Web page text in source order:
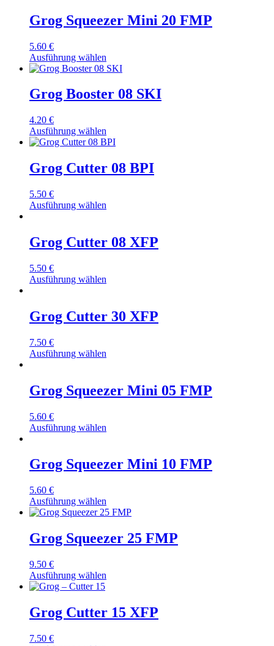
Grog Squeezer Mini 20 FMP
5.60 €
Ausführung wählen
Grog Booster 08 SKI
4.20 €
Ausführung wählen
Grog Cutter 08 BPI
5.50 €
Ausführung wählen
Grog Cutter 08 XFP
5.50 €
Ausführung wählen
Grog Cutter 30 XFP
7.50 €
Ausführung wählen
Grog Squeezer Mini 05 FMP
5.60 €
Ausführung wählen
Grog Squeezer Mini 10 FMP
5.60 €
Ausführung wählen
Grog Squeezer 25 FMP
9.50 €
Ausführung wählen
Grog Cutter 15 XFP
7.50 €